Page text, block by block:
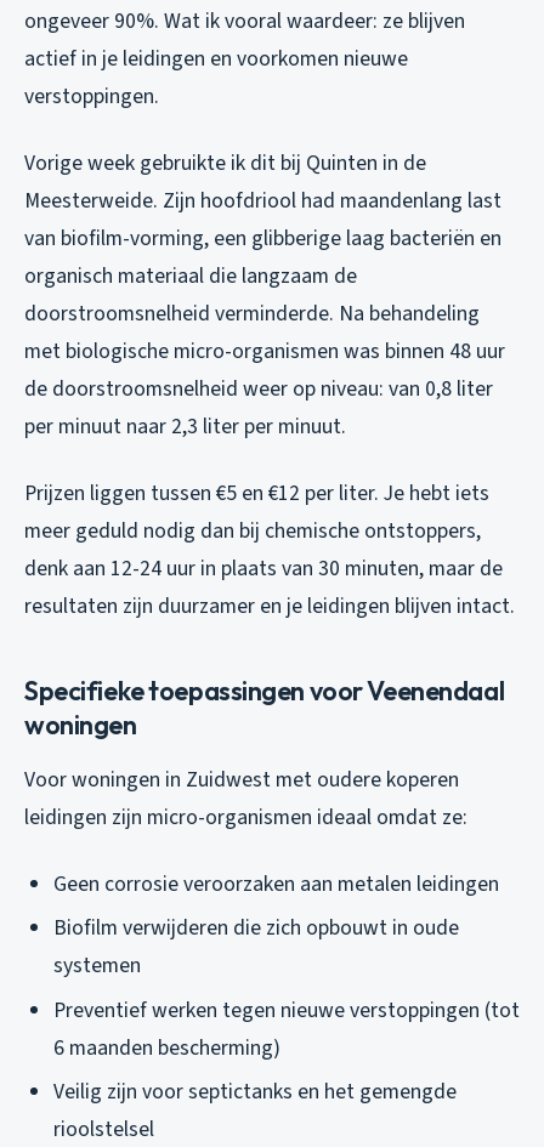
ongeveer 90%. Wat ik vooral waardeer: ze blijven
actief in je leidingen en voorkomen nieuwe
verstoppingen.
Vorige week gebruikte ik dit bij Quinten in de
Meesterweide. Zijn hoofdriool had maandenlang last
van biofilm-vorming, een glibberige laag bacteriën en
organisch materiaal die langzaam de
doorstroomsnelheid verminderde. Na behandeling
met biologische micro-organismen was binnen 48 uur
de doorstroomsnelheid weer op niveau: van 0,8 liter
per minuut naar 2,3 liter per minuut.
Prijzen liggen tussen €5 en €12 per liter. Je hebt iets
meer geduld nodig dan bij chemische ontstoppers,
denk aan 12-24 uur in plaats van 30 minuten, maar de
resultaten zijn duurzamer en je leidingen blijven intact.
Specifieke toepassingen voor Veenendaal
woningen
Voor woningen in Zuidwest met oudere koperen
leidingen zijn micro-organismen ideaal omdat ze:
Geen corrosie veroorzaken aan metalen leidingen
Biofilm verwijderen die zich opbouwt in oude
systemen
Preventief werken tegen nieuwe verstoppingen (tot
6 maanden bescherming)
Veilig zijn voor septictanks en het gemengde
rioolstelsel